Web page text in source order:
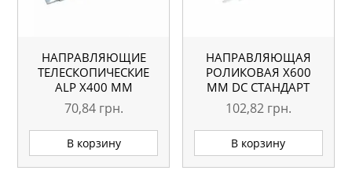
НАПРАВЛЯЮЩИЕ
ТЕЛЕСКОПИЧЕСКИЕ
АLP Х400 ММ
70,84 грн.
В корзину
НАПРАВЛЯЮЩАЯ
РОЛИКОВАЯ X600
ММ DC СТАНДАРТ
БЕЛАЯ
102,82 грн.
В корзину